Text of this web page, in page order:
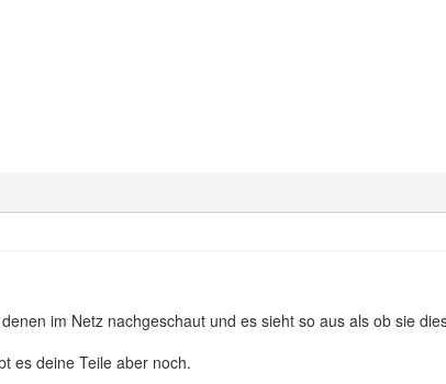
im Netz nachgeschaut und es sieht so aus als ob sie
es deine Teile aber noch.